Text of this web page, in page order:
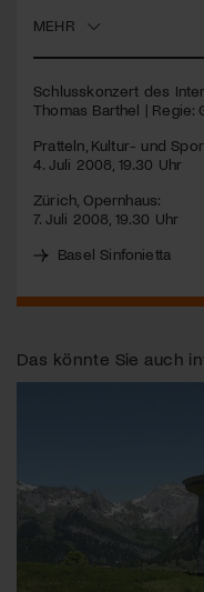
MEHR
Schlusskonzert des
Thomas Barthel | Regie:
Pratteln, Kultur- und
4. Juli 2008, 19.30 Uhr
Zürich, Opernhaus:
7. Juli 2008, 19.30 Uhr
Basel Sinfonietta
Das könnte Sie auch
Jetzt Mitglied